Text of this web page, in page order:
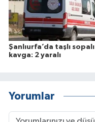
Şanlıurfa’da taşlı sopalı
kavga: 2 yaralı
Yorumlar